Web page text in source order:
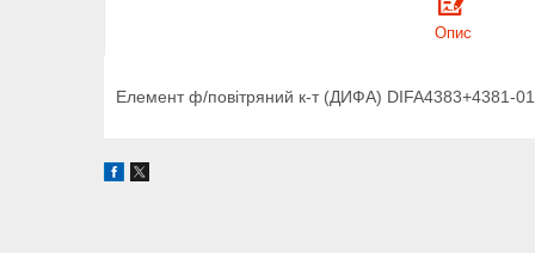
Опис
Елемент ф/повітряний к-т (ДИФА) DIFA4383+4381-01